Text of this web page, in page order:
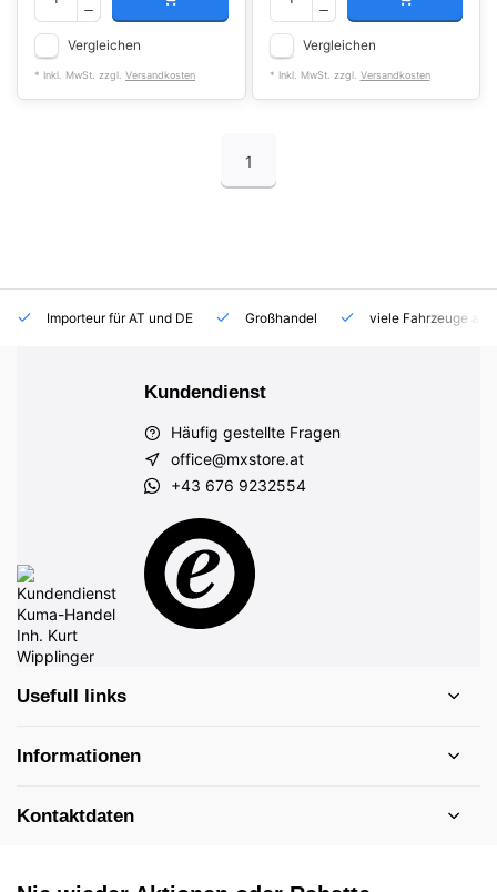
Vergleichen
* Inkl. MwSt. zzgl. Versandkosten
Vergleichen
* Inkl. MwSt. zzgl. Versandkosten
1
Importeur für AT und DE Großhandel viele Fahrzeuge auf
Kundendienst
Häufig gestellte Fragen
office@mxstore.at
+43 676 9232554
Usefull links
Informationen
Kontaktdaten